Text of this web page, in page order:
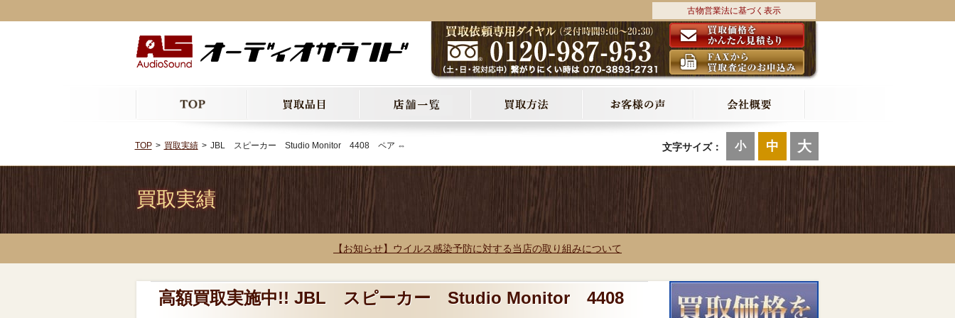
古物営業法に基づく表示
文字サイズ： 小 中 大
TOP 買取実績 JBL スピーカー Studio Monitor 4408 ペア ⇔
買取実績
【お知らせ】ウイルス感染予防に対する当店の取り組みについて
高額買取実施中!! JBL スピーカー Studio Monitor 4408